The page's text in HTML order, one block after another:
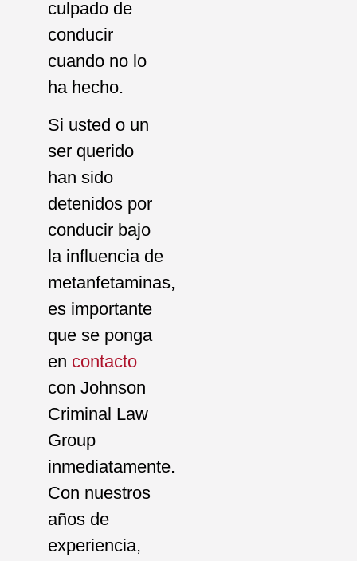
culpado de
conducir
cuando no lo
ha hecho.
Si usted o un
ser querido
han sido
detenidos por
conducir bajo
la influencia de
metanfetaminas,
es importante
que se ponga
en contacto
con Johnson
Criminal Law
Group
inmediatamente.
Con nuestros
años de
experiencia,